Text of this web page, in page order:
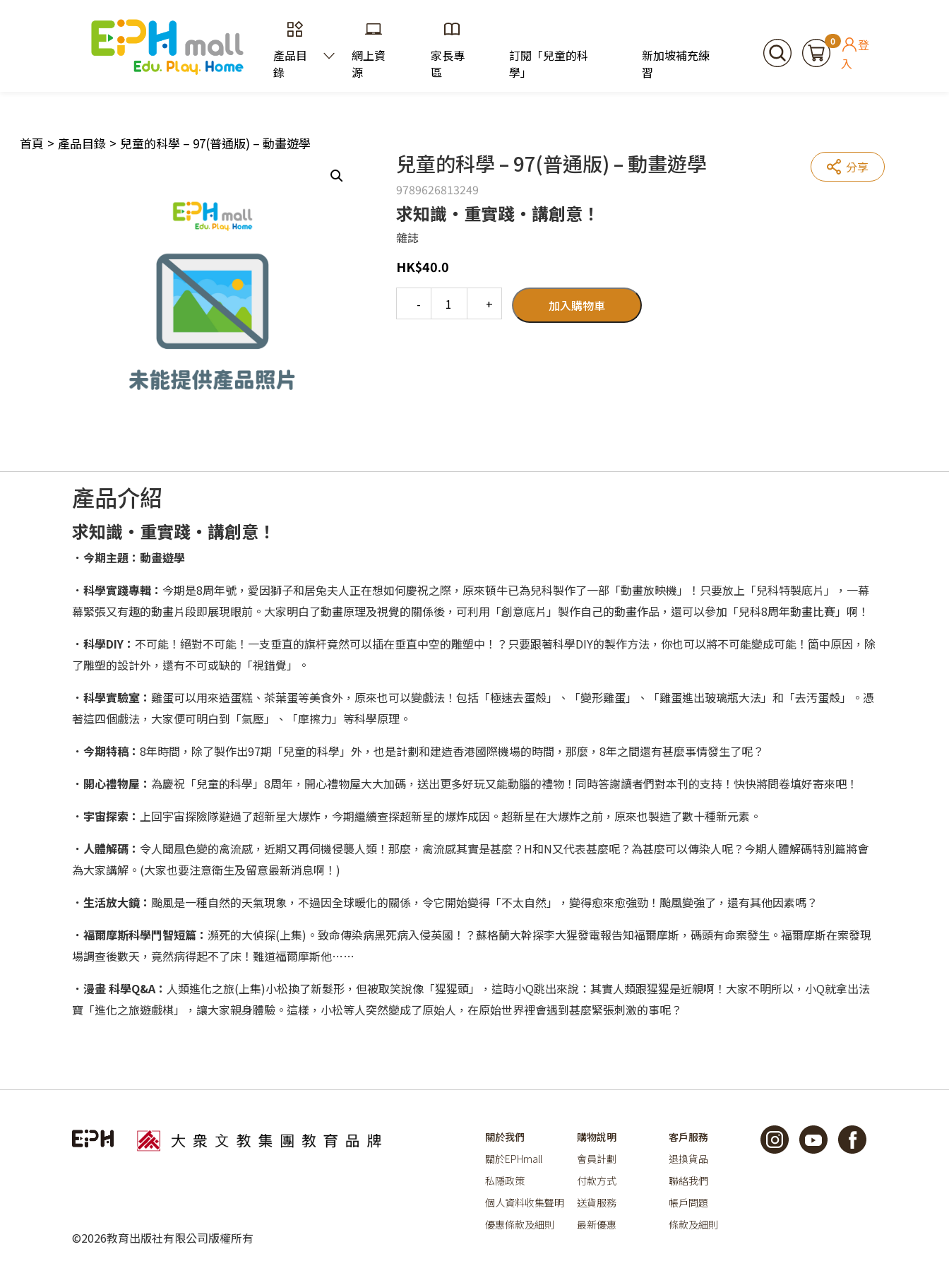
產品目
錄
網上資
源
家長專
區
訂閱「兒童的科
學」
新加坡補充練
習
0
登
入
首頁 > 產品目錄 > 兒童的科學 – 97(普通版) – 動畫遊學
兒童的科學 – 97(普通版) – 動畫遊學
9789626813249
求知識‧重實踐‧講創意！
雜誌
HK$40.0
加入購物車
分享
產品介紹
求知識‧重實踐‧講創意！
．今期主題：動畫遊學
．科學實踐專輯： 今期是8周年號，愛因獅子和居兔夫人正在想如何慶祝之際，原來頓牛已為兒科製作了一部「動畫放映機」！只要放上「兒科特製底片」，一幕
幕緊張又有趣的動畫片段即展現眼前。大家明白了動畫原理及視覺的關係後，可利用「創意底片」製作自己的動畫作品，還可以參加「兒科8周年動畫比賽」啊！
．科學DIY： 不可能！絕對不可能！一支垂直的旗杆竟然可以插在垂直中空的雕塑中！？只要跟著科學DIY的製作方法，你也可以將不可能變成可能！箇中原因，除
了雕塑的設計外，還有不可或缺的「視錯覺」。
．科學實驗室： 雞蛋可以用來造蛋糕、茶葉蛋等美食外，原來也可以變戲法！包括「極速去蛋殼」、「變形雞蛋」、「雞蛋進出玻璃瓶大法」和「去汚蛋殼」。憑
著這四個戲法，大家便可明白到「氣壓」、「摩擦力」等科學原理。
．今期特稿： 8年時間，除了製作出97期「兒童的科學」外，也是計劃和建造香港國際機場的時間，那麼，8年之間還有甚麼事情發生了呢？
．開心禮物屋： 為慶祝「兒童的科學」8周年，開心禮物屋大大加碼，送出更多好玩又能動腦的禮物！同時答謝讀者們對本刊的支持！快快將問卷填好寄來吧！
．宇宙探索： 上回宇宙探險隊避過了超新星大爆炸，今期繼續查探超新星的爆炸成因。超新星在大爆炸之前，原來也製造了數十種新元素。
．人體解碼： 令人聞風色變的禽流感，近期又再伺機侵襲人類！那麼，禽流感其實是甚麼？H和N又代表甚麼呢？為甚麼可以傳染人呢？今期人體解碼特別篇將會
為大家講解。(大家也要注意衛生及留意最新消息啊！)
．生活放大鏡： 颱風是一種自然的天氣現象，不過因全球暖化的關係，令它開始變得「不太自然」，變得愈來愈強勁！颱風變強了，還有其他因素嗎？
．福爾摩斯科學鬥智短篇： 瀕死的大偵探(上集)。致命傳染病黑死病入侵英國！？蘇格蘭大幹探李大猩發電報告知福爾摩斯，碼頭有命案發生。福爾摩斯在案發現
場調查後數天，竟然病得起不了床！難道福爾摩斯他……
．漫畫 科學Q&A： 人類進化之旅(上集)小松換了新髮形，但被取笑說像「猩猩頭」，這時小Q跳出來說：其實人類跟猩猩是近親啊！大家不明所以，小Q就拿出法
寶「進化之旅遊戲棋」，讓大家親身體驗。這樣，小松等人突然變成了原始人，在原始世界裡會遇到甚麼緊張刺激的事呢？
©2026教育出版社有限公司版權所有
關於我們
關於EPHmall
私隱政策
個人資料收集聲明
優惠條款及細則
購物說明
會員計劃
付款方式
送貨服務
最新優惠
客戶服務
退換貨品
聯絡我們
帳戶問題
條款及細則